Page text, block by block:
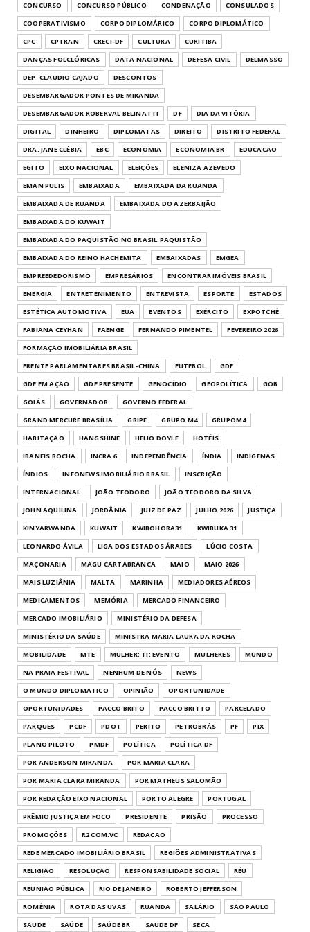
CONCURSO
CONCURSO PÚBLICO CONDENAÇÃO
CONSULADOS
COOPERATIVISMO
CORPO DIPLOMÁRICO
CORPO DIPLOMÁTICO
CPC
CPTRAN CRECI-DF CULTURA
CURITIBA
DANÇAS FOLCLÓRICAS
DATA NACIONAL DEFESA CIVIL
DELMASSO
DEP. CLAUDIO CAJADO
DESCONTOS
DESEMBARGADOR PONTES DE MIRANDA
DESEMBARGADOR ROBERVAL BELINATTI
DF
DIA DA VITÓRIA
DIGITAL
DINHEIRO DIPLOMATAS DIREITO
DISTRITO FEDERAL
DRA. JANE CLÉBIA
EBC ECONOMIA ECONOMIA BR
EDUCACAO
EGITO
EIXO NACIONAL ELEIÇÕES
ELENIZA AZEVEDO
EMAN PULIS
EMBAIXADA
EMBAIXADA DA RUANDA
EMBAIXADA DE RUANDA
EMBAIXADA DO AZERBAIJÃO
EMBAIXADA DO KUWAIT
EMBAIXADA DO PAQUISTÃO NO BRASIL.PAQUISTÃO
EMBAIXADA DO REINO HACHEMITA
EMBAIXADAS
EMGEA
EMPREEDEDORISMO
EMPRESÁRIOS
ENCONTRAR IMÓVEIS BRASIL
ENERGIA
ENTRETENIMENTO ENTREVISTA ESPORTE
ESTADOS
ESTÉTICA AUTOMOTIVA
EUA EVENTOS EXÉRCITO
EXPOTCHÊ
FABIANA CEYHAN
FAENGE FERNANDO PIMENTEL
FEVEREIRO 2026
FORMAÇÃO IMOBILIÁRIA BRASIL
FRENTE PARLAMENTARES BRASIL-CHINA
FUTEBOL
GDF
GDF EM AÇÃO
GDF PRESENTE GENOCÍDIO GEOPOLÍTICA
GOB
GOIÁS
GOVERNADOR
GOVERNO FEDERAL
GRAND MERCURE BRASÍLIA
GRIPE GRUPO M4
GRUPOM4
HABITAÇÃO
HANGSHINE HELIO DOYLE
HOTÉIS
IBANEIS ROCHA
INCRA 6 INDEPENDÊNCIA ÍNDIA
INDIGENAS
ÍNDIOS
INFONEWS IMOBILIÁRIO BRASIL
INSCRIÇÃO
INTERNACIONAL
JOÃO TEODORO
JOÃO TEODORO DA SILVA
JOHN AQUILINA
JORDÂNIA JUIZ DE PAZ JULHO 2026
JUSTIÇA
KINYARWANDA
KUWAIT KWIBOHORA31
KWIBUKA 31
LEONARDO ÁVILA
LIGA DOS ESTADOS ÁRABES
LÚCIO COSTA
MAÇONARIA
MAGU CARTABRANCA MAIO
MAIO 2026
MAIS LUZIÂNIA
MALTA MARINHA
MEDIADORES AÉREOS
MEDICAMENTOS
MEMÓRIA
MERCADO FINANCEIRO
MERCADO IMOBILIÁRIO
MINISTÉRIO DA DEFESA
MINISTÉRIO DA SAÚDE
MINISTRA MARIA LAURA DA ROCHA
MOBILIDADE
MTE MULHER; TI; EVENTO MULHERES
MUNDO
NA PRAIA FESTIVAL
NENHUM DE NÓS
NEWS
O MUNDO DIPLOMATICO
OPINIÃO
OPORTUNIDADE
OPORTUNIDADES
PACCO BRITO PACCO BRITTO
PARCELADO
PARQUES
PCDF PDOT PERITO PETROBRÁS PF
PIX
PLANO PILOTO
PMDF POLÍTICA
POLÍTICA DF
POR ANDERSON MIRANDA
POR MARIA CLARA
POR MARIA CLARA MIRANDA
POR MATHEUS SALOMÃO
POR REDAÇÃO EIXO NACIONAL
PORTO ALEGRE
PORTUGAL
PRÊMIO JUSTIÇA EM FOCO
PRESIDENTE PRISÃO
PROCESSO
PROMOÇÕES
R2 COM.VC
REDACAO
REDE MERCADO IMOBILIÁRIO BRASIL
REGIÕES ADMINISTRATIVAS
RELIGIÃO
RESOLUÇÃO RESPONSABILIDADE SOCIAL
RÉU
REUNIÃO PÚBLICA
RIO DE JANEIRO
ROBERTO JEFFERSON
ROMÊNIA
ROTA DAS UVAS RUANDA SALÁRIO
SÃO PAULO
SAUDE
SAÚDE SAÚDE BR SAUDE DF SECA